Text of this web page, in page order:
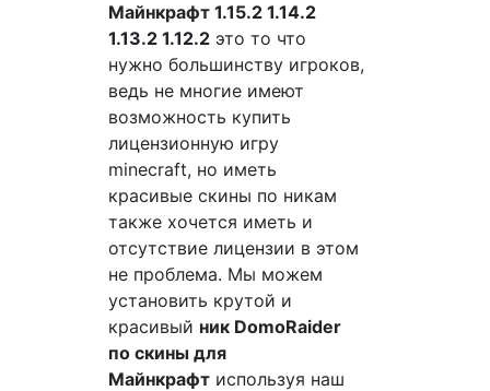
Майнкрафт 1.15.2 1.14.2
1.13.2 1.12.2это то что
нужно большинству игроков,
ведь не многие имеют
возможность купить
лицензионную игру
minecraft, но иметь
красивые скины по никам
также хочется иметь и
отсутствие лицензии в этом
не проблема. Мы можем
установить крутой и
красивый ник DomoRaider
по скины для
Майнкрафтиспользуя наш